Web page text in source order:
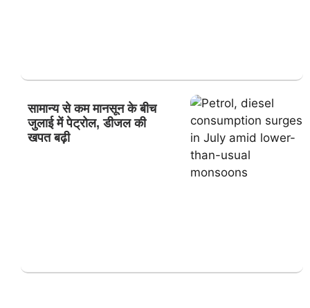
सामान्य से कम मानसून के बीच
जुलाई में पेट्रोल, डीजल की
खपत बढ़ी